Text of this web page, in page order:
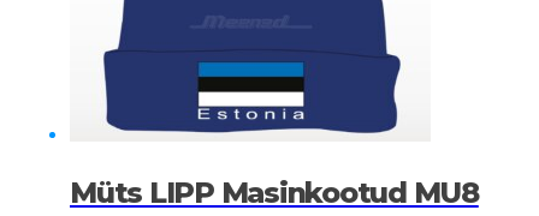
Müts LIPP Masinkootud MU8